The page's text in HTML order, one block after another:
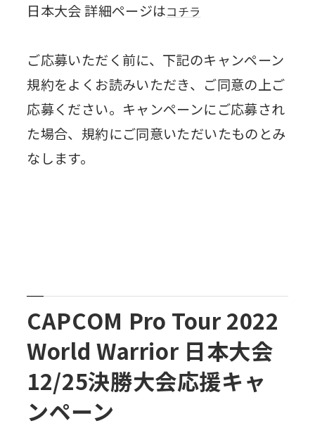
日本大会 詳細ページはコチラ
ご応募いただく前に、下記のキャンペーン
規約をよくお読みいただき、ご同意の上ご
応募ください。キャンペーンにご応募され
た場合、規約にご同意いただいたものとみ
なします。
CAPCOM Pro Tour 2022
World Warrior 日本大会
12/25決勝大会応援キャ
ンペーン